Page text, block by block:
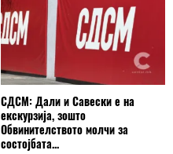
СДСМ: Дали и Савески е на
екскурзија, зошто
Обвинителството молчи за
состојбата...